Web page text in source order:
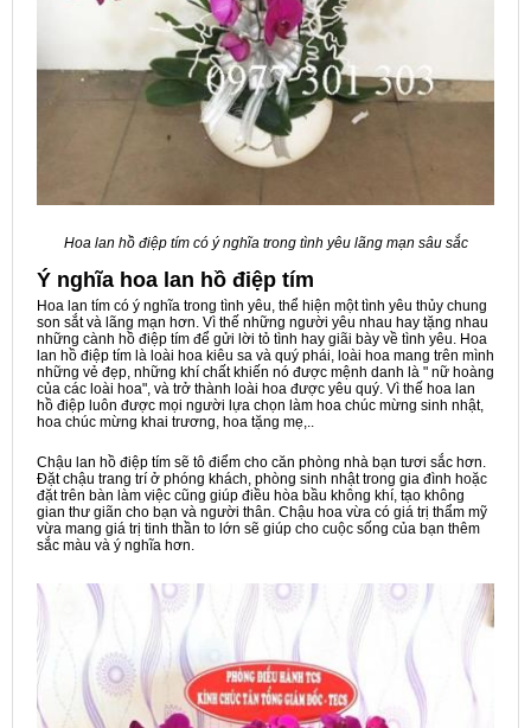
Hoa lan hồ điệp tím có ý nghĩa trong tình yêu lãng mạn sâu sắc
Ý nghĩa hoa lan hồ điệp tím
Hoa lan tím có ý nghĩa trong tình yêu, thể hiện một tình yêu thủy chung
son sắt và lãng mạn hơn. Vì thế những người yêu nhau hay tặng nhau
những cành hồ điệp tím để gửi lời tỏ tình hay giãi bày về tình yêu. Hoa
lan hồ điệp tím là loài hoa kiêu sa và quý phái, loài hoa mang trên mình
những vẻ đẹp, những khí chất khiến nó được mệnh danh là " nữ hoàng
của các loài hoa", và trở thành loài hoa được yêu quý. Vì thế hoa lan
hồ điệp luôn được mọi người lựa chọn làm hoa chúc mừng sinh nhật,
hoa chúc mừng khai trương, hoa tặng mẹ,..
Chậu lan hồ điệp tím sẽ tô điểm cho căn phòng nhà bạn tươi sắc hơn.
Đặt chậu trang trí ở phóng khách, phòng sinh nhật trong gia đình hoặc
đặt trên bàn làm việc cũng giúp điều hòa bầu không khí, tạo không
gian thư giãn cho bạn và người thân. Chậu hoa vừa có giá trị thẩm mỹ
vừa mang giá trị tinh thần to lớn sẽ giúp cho cuộc sống của bạn thêm
sắc màu và ý nghĩa hơn.